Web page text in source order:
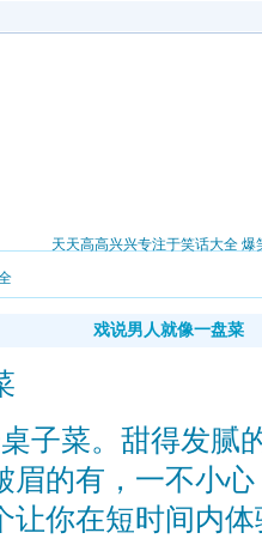
天天高高兴兴专注于笑话大全
戏说男人就像一盘菜
子菜。甜得发腻
眉的有，一不小
让你在短时间内